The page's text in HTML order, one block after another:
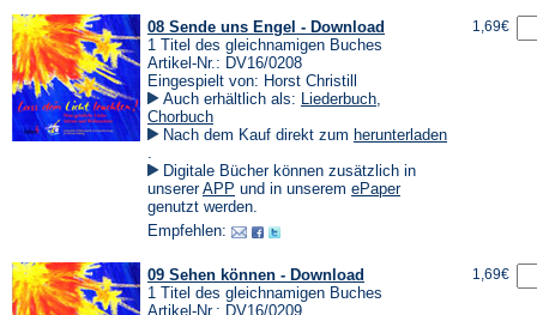
08 Sende uns Engel - Download
1 Titel des gleichnamigen Buches
Artikel-Nr.: DV16/0208
Eingespielt von: Horst Christill
Auch erhältlich als: Liederbuch,
Chorbuch
Nach dem Kauf direkt zum herunterladen
in
einem
neuen
Tab)
.
Digitale Bücher können zusätzlich in
unsererAPP (Öffnet
in
neuen
und in unserem ePaper(Öffnet
genutzt werden.
Empfehlen:
1,69€
09 Sehen können - Download
1 Titel des gleichnamigen Buches
Artikel-Nr.: DV16/0209
1,69€